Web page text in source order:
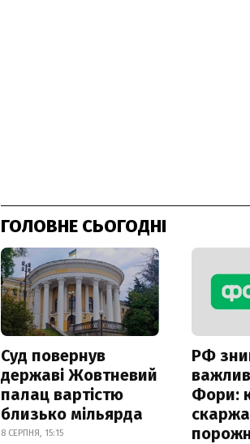
ГОЛОВНЕ СЬОГОДНІ
Суд повернув
державі Жовтневий
палац вартістю
близько мільярда
8 СЕРПНЯ, 15:15
РФ
Фори: